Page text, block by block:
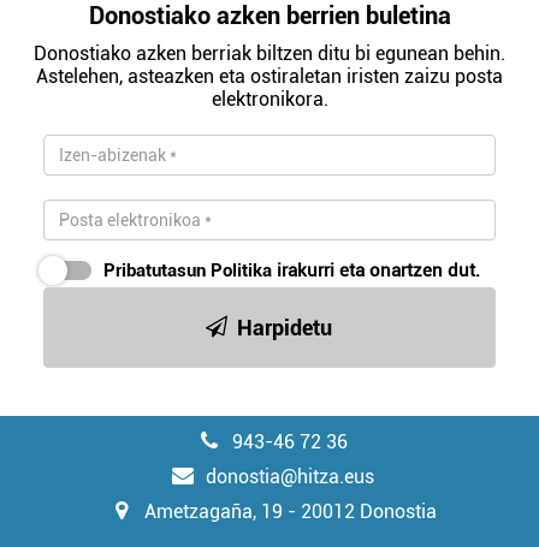
Donostiako azken berrien buletina
Donostiako azken berriak biltzen ditu bi egunean behin.
Astelehen, asteazken eta ostiraletan iristen zaizu posta
elektronikora.
Pribatutasun Politika irakurri eta onartzen dut.
Harpidetu
943-46 72 36
donostia@hitza.eus
Ametzagaña, 19 - 20012 Donostia